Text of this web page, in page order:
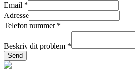
Telefon
Email
Adresse
Email *
Adresse
Telefon nummer *
Beskriv dit problem *
Send